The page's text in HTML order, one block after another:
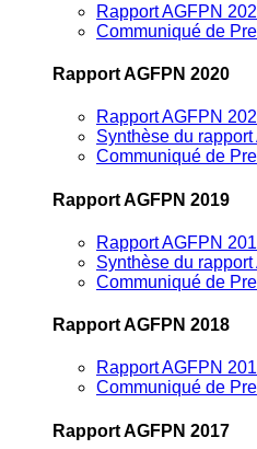
Rapport AGFPN
Communiqué de
Rapport AGFPN 2020
Rapport AGFPN
Synthèse du
Communiqué de
Rapport AGFPN 2019
Rapport AGFPN
Synthèse du
Communiqué de
Rapport AGFPN 2018
Rapport AGFPN
Communiqué de
Rapport AGFPN 2017